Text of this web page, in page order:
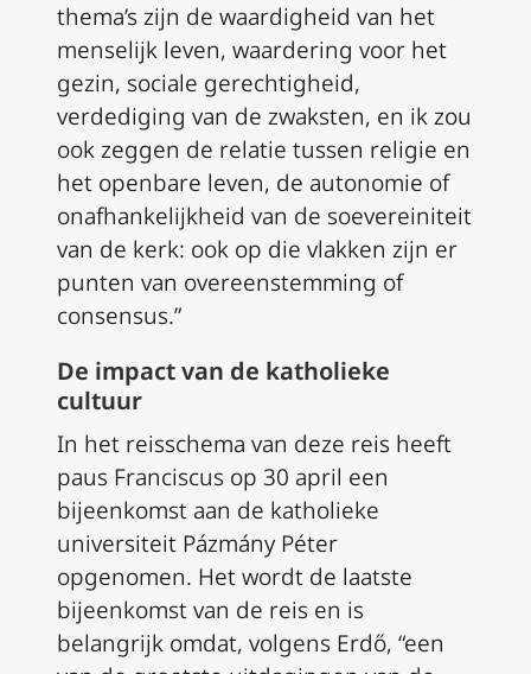
thema’s zijn de waardigheid van het
menselijk leven, waardering voor het
gezin, sociale gerechtigheid,
verdediging van de zwaksten, en ik zou
ook zeggen de relatie tussen religie en
het openbare leven, de autonomie of
onafhankelijkheid van de soevereiniteit
van de kerk: ook op die vlakken zijn er
punten van overeenstemming of
consensus.”
De impact van de katholieke
cultuur
In het reisschema van deze reis heeft
paus Franciscus op 30 april een
bijeenkomst aan de katholieke
universiteit Pázmány Péter
opgenomen. Het wordt de laatste
bijeenkomst van de reis en is
belangrijk omdat, volgens Erdő, “een